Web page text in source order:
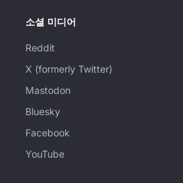
소셜 미디어
Reddit
X (formerly Twitter)
Mastodon
Bluesky
Facebook
YouTube